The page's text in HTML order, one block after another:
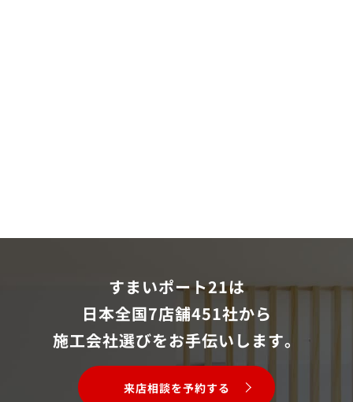
すまいポート21は
日本全国7店舗451社から
施工会社選びをお手伝いします。
来店相談を予約する